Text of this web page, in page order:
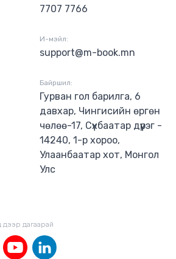
7707 7766
И-мэйл:
support@m-book.mn
Байршил:
Гурван гол барилга, 6
давхар, Чингисийн өргөн
чөлөө-17, Сүхбаатар дүүрэг -
14240, 1-р хороо,
Улаанбаатар хот, Монгол
Улс
дээр дагаaрай